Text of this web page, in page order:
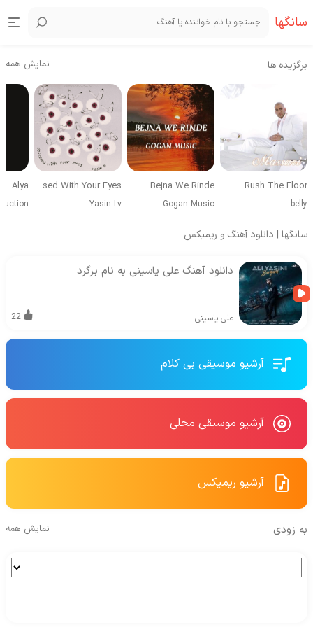
سانگها
برگزیده ها نمایش همه
Rush The Floor
belly
Bejna We Rinde
Gogan Music
Obsessed With Your Eyes
Yasin Lv
Alya
سانگها | دانلود آهنگ و ریمیکس
دانلود آهنگ علی یاسینی به نام برگرد
علی یاسینی 22
آرشیو موسیقی بی کلام
آرشیو موسیقی محلی
آرشیو ریمیکس
به زودی نمایش همه